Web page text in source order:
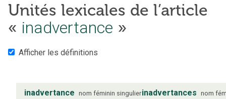
Unités lexicales de l’article
« inadvertance »
Afficher les définitions
inadvertance nom féminin singulierinadvertances nom